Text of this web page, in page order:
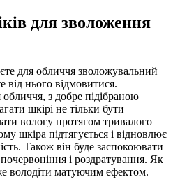
для зволоження
для обличчя зволожувальний
від нього відмовитися.
з добре підібраною
шкірі не тільки бути
вологу протягом тривалого
шкіра підтягується і відновлює
Також він буде заспокоювати
і роздратування. Як
володіти матуючим ефектом.